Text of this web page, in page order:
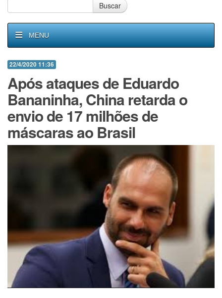
Buscar
MENU
22/4/2020 11:36
Após ataques de Eduardo
Bananinha, China retarda o
envio de 17 milhões de
máscaras ao Brasil